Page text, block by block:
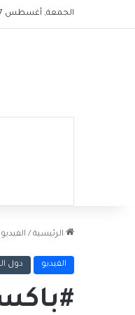
الجمعة, أغسطس 7 2026
الرئيسية / الفيديو
الفيديو دول